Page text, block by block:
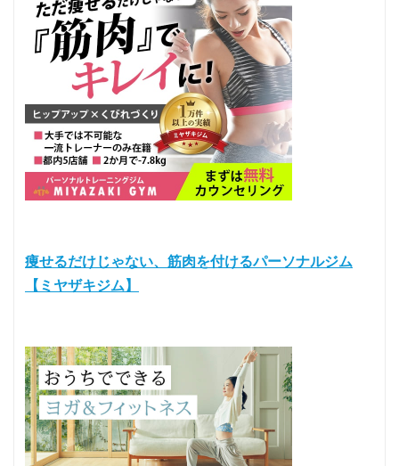
痩せるだけじゃない、筋肉を付けるパーソナルジム
【ミヤザキジム】